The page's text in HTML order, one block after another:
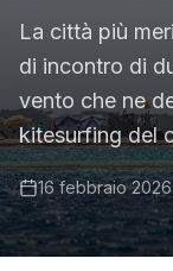
La città più
di incontro di
vento che ne
kitesurfing del
16 febbraio 2026